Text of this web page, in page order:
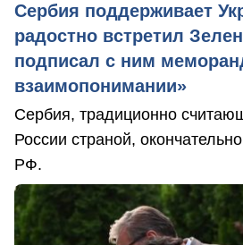
Сербия поддерживает
радостно встретил
подписал с ним
взаимопонимании»
Сербия, традиционно
России страной,
РФ.